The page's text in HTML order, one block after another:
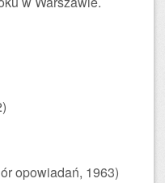
opowiadań, 1963)